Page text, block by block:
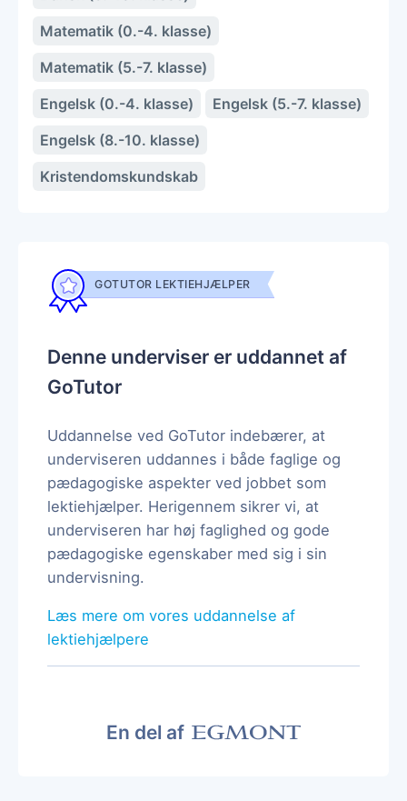
Matematik (0.-4. klasse)
Matematik (5.-7. klasse)
Engelsk (0.-4. klasse)
Engelsk (5.-7. klasse)
Engelsk (8.-10. klasse)
Kristendomskundskab
GOTUTOR LEKTIEHJÆLPER
Denne underviser er uddannet af
GoTutor
Uddannelse ved GoTutor indebærer, at
underviseren uddannes i både faglige og
pædagogiske aspekter ved jobbet som
lektiehjælper. Herigennem sikrer vi, at
underviseren har høj faglighed og gode
pædagogiske egenskaber med sig i sin
undervisning.
Læs mere om vores uddannelse af
lektiehjælpere
En del af